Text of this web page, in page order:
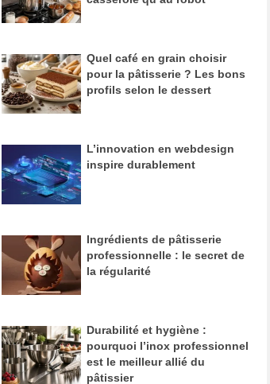
Quel café en grain choisir
pour la pâtisserie ? Les bons
profils selon le dessert
L’innovation en webdesign
inspire durablement
Ingrédients de pâtisserie
professionnelle : le secret de
la régularité
Durabilité et hygiène :
pourquoi l’inox professionnel
est le meilleur allié du
pâtissier